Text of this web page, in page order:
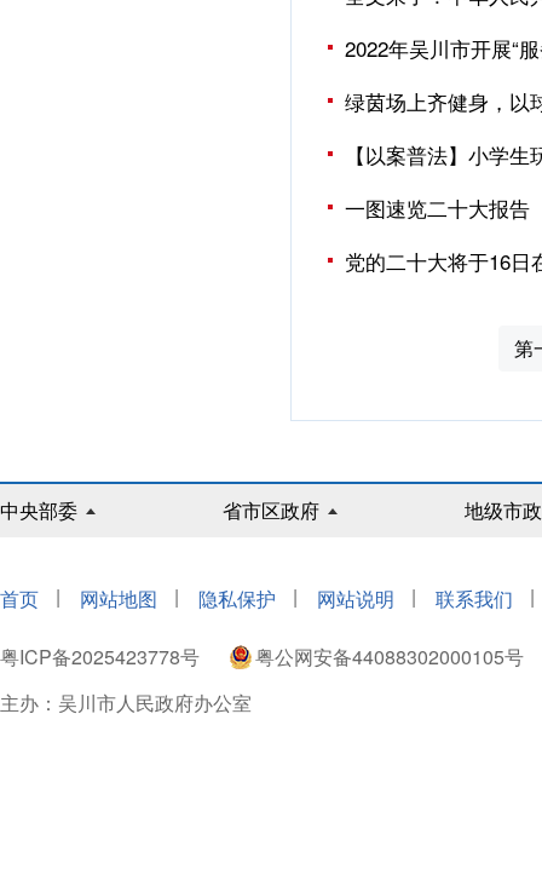
2022年吴川市开展“
绿茵场上齐健身，以
【以案普法】小学
一图速览二十大报告
党的二十大将于16
第
中央部委 省市区政府 地级市
首页 | 网站地图 | 隐私保护 | 网站说明 | 联系我们 |
粤ICP备2025423778号
粤公网安备44088302000105号
主办：吴川市人民政府办公室